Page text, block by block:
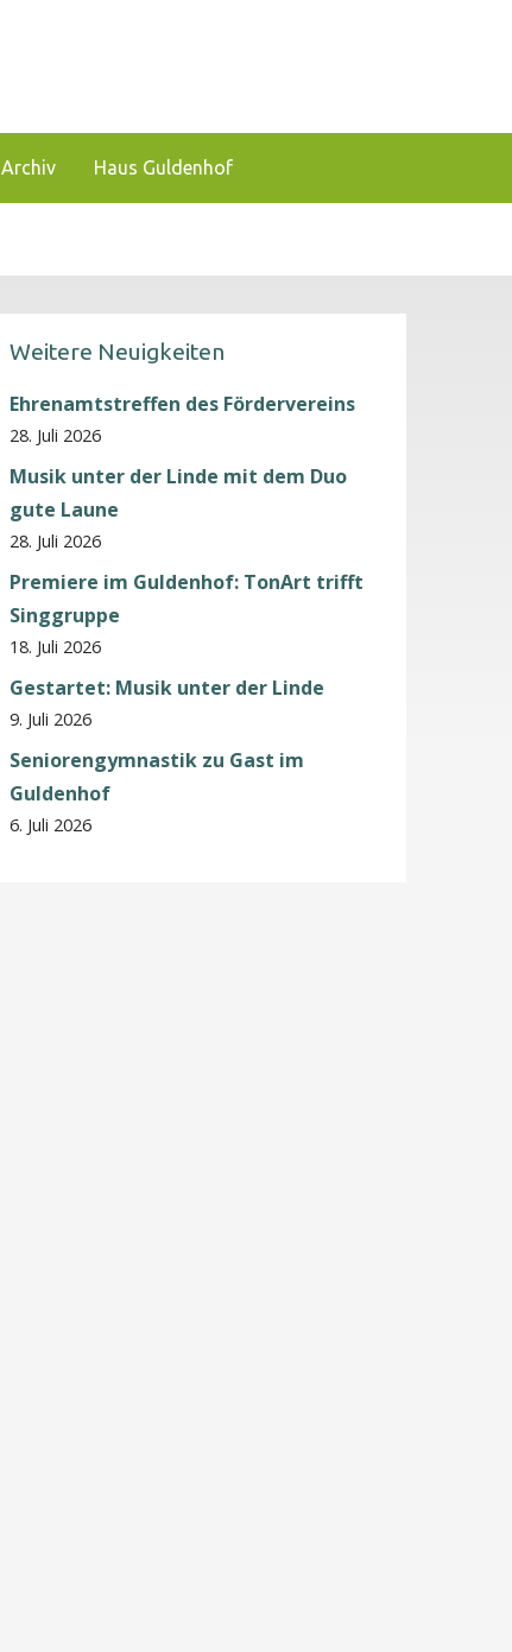
Archiv Haus Guldenhof
Weitere Neuigkeiten
Ehrenamtstreffen des Fördervereins
28. Juli 2026
Musik unter der Linde mit dem Duo
gute Laune
28. Juli 2026
Premiere im Guldenhof: TonArt trifft
Singgruppe
18. Juli 2026
Gestartet: Musik unter der Linde
9. Juli 2026
Seniorengymnastik zu Gast im
Guldenhof
6. Juli 2026